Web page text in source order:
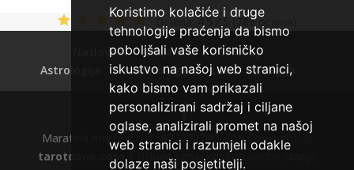
Koristimo kolačiće i druge
tehnologije praćenja da bismo
poboljšali vaše korisničko
iskustvo na našoj web stranici,
kako bismo vam prikazali
personalizirani sadržaj i ciljane
oglase, analizirali promet na našoj
web stranici i razumjeli odakle
dolaze naši posjetitelji.
kristali, karmička astrologija analiza snova, magijski
rituali
Broj tel: 064/600-600
tel:0,93€ - mob:1,12€ min
Ocjena: 4.5 / 5 (283 ocjena)
Naslovna
Sanjarica
Horoskop
Astrologija
Numerologija Uroci Magija
Maratela mreže d.o.o., 072700700, +18 Copyright Ⓒ
tarotdane.com
| Usluge smiju koristiti osobe starije